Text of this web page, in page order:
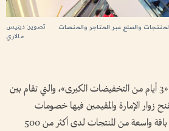
تصوير: دينيس
مالاري
المنتجات والسلع عبر المتاجر والمنصات
تواصلت أمس، في دبي فعالية «3 أيام من التخفيضات الكبرى»، والتي تقام بين
تمنح زوار الإمارة والمقيمين فيها خصومات
استثنائية، تصل إلى 90% على باقة واسعة من المنتجات لدى أكثر من 500